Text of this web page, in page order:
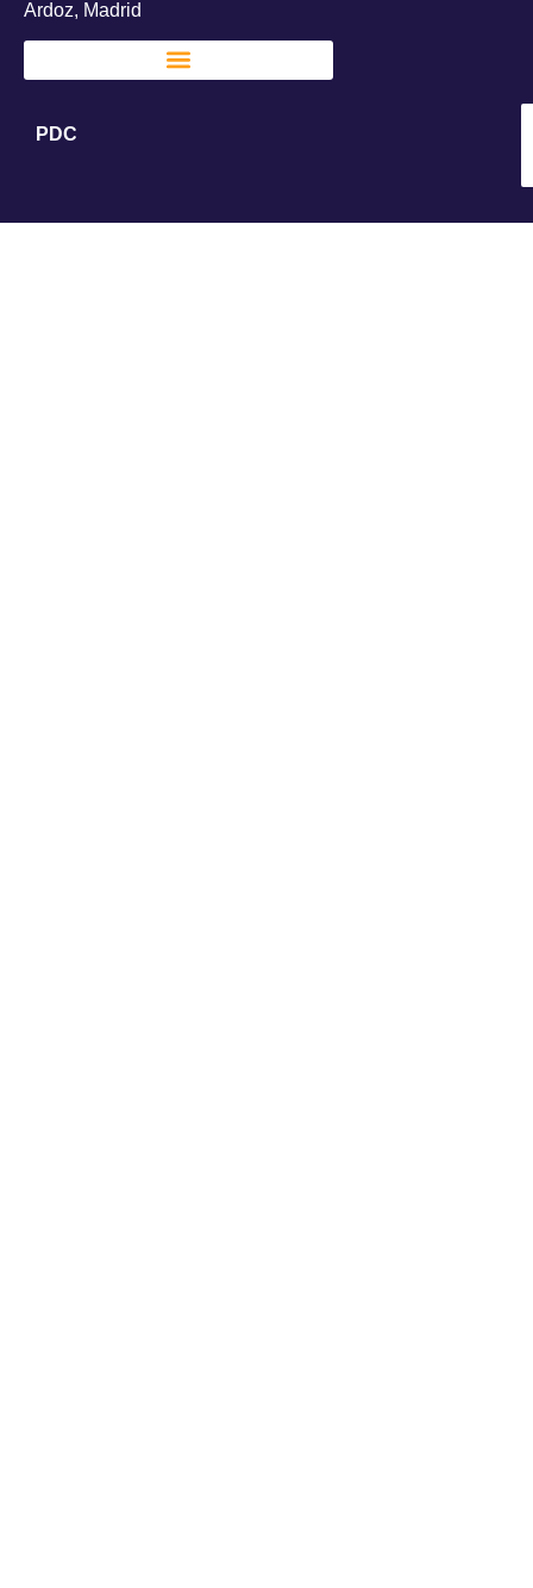
Ardoz, Madrid
PDC